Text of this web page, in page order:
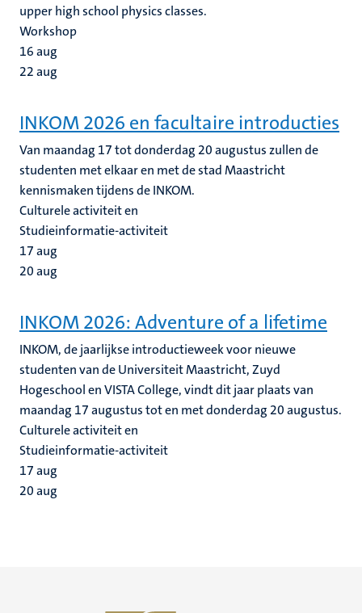
upper high school physics classes.
Workshop
16aug
22aug
INKOM 2026 en facultaire introducties
Van maandag 17 tot donderdag 20 augustus zullen de
studenten met elkaar en met de stad Maastricht
kennismaken tijdens de INKOM.
Culturele activiteit en
Studieinformatie-activiteit
17aug
20aug
INKOM 2026: Adventure of a lifetime
INKOM, de jaarlijkse introductieweek voor nieuwe
studenten van de Universiteit Maastricht, Zuyd
Hogeschool en VISTA College, vindt dit jaar plaats van
maandag 17 augustus tot en met donderdag 20 augustus.
Culturele activiteit en
Studieinformatie-activiteit
17aug
20aug